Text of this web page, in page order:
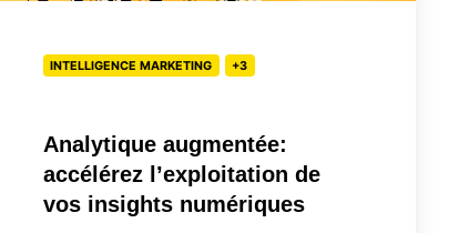
numériquesINTELLIGENCE MARKETING +3
Analytique augmentée:
accélérez l’exploitation de
vos insights numériques